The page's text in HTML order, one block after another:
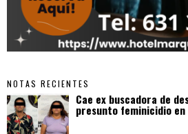
NOTAS RECIENTES
Cae ex buscadora de
presunto feminicidio en